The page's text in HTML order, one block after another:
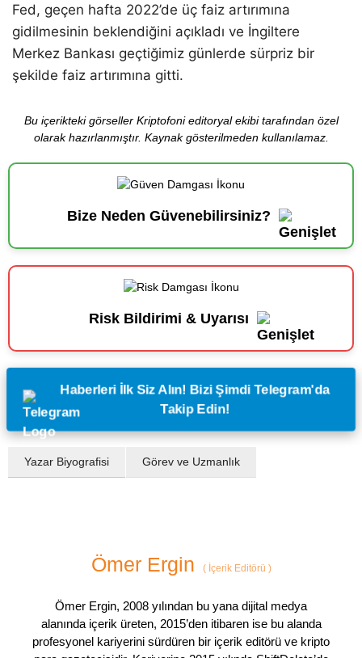
Fed, geçen hafta 2022’de üç faiz artırımına
gidilmesinin beklendiğini açıkladı ve İngiltere
Merkez Bankası geçtiğimiz günlerde sürpriz bir
şekilde faiz artırımına gitti.
Bu içerikteki görseller Kriptofoni editoryal ekibi tarafından özel
olarak hazırlanmıştır. Kaynak gösterilmeden kullanılamaz.
Bize Neden Güvenebilirsiniz?
Risk Bildirimi & Uyarısı
Haberleri İlk Siz Alın! Bizi Şimdi Telegram'da
Takip Edin!
Yazar Biyografisi Görev ve Uzmanlık
Ömer Ergin (İçerik Editörü )
Ömer Ergin, 2008 yılından bu yana dijital medya
alanında içerik üreten, 2015’den itibaren ise bu alanda
profesyonel kariyerini sürdüren bir içerik editörü ve kripto